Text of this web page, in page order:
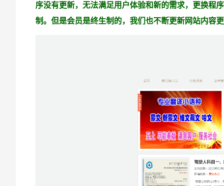
序没有更新，无法满足用户体验和新的需求，更换程
制。但是会员是终生制的，我们也不断更新网站内容